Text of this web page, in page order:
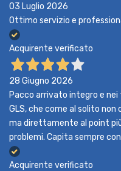
03 Luglio 2026
Ottimo servizio e
Acquirente verificato
28 Giugno 2026
Pacco arrivato integro e
GLS, che come al solito non
ma direttamente al point
problemi. Capita sempre
Acquirente verificato